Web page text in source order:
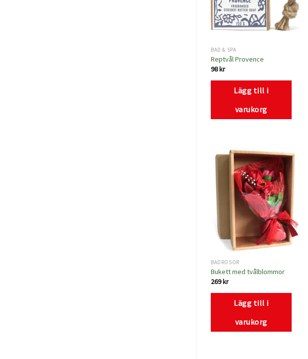
BAD & SPA
Reptvål Provence
98kr
Lägg till i
varukorg
Lägg
till i
önskelistan
BADROSOR
Bukett med tvålblommor
269kr
Lägg till i
varukorg